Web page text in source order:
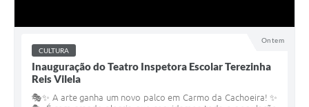
Ontem
CULTURA
Inauguração do Teatro Inspetora Escolar Terezinha
Reis Vilela
🎭✨ A arte ganha um novo palco em Carmo da Cachoeira! ✨